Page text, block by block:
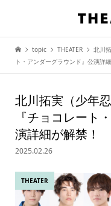
topic THEATER
北川
ト・アンダーグラウンド』公演詳
北川拓実（少年
『チョコレート
演詳細が解禁！
2025.02.26
THEATER